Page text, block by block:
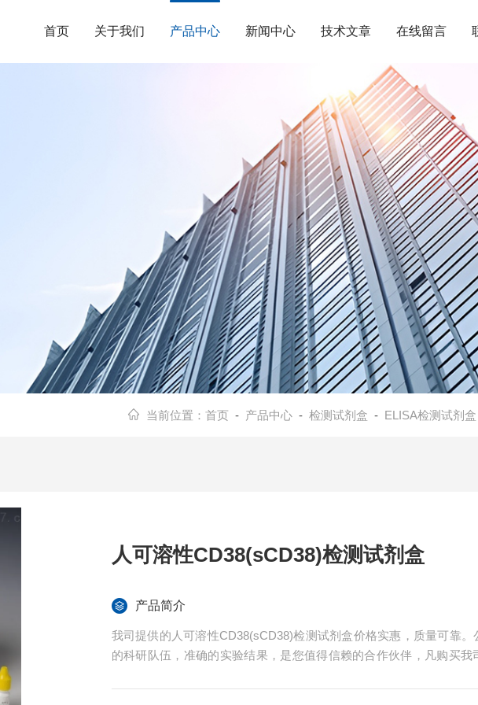
首页 关于我们 产品中心 新闻中心 技术文章 在线留言
当前位置： 首页 - 产品中心- 检测试剂盒 - ELISA检测试剂盒
人可溶性CD38(sCD38)检测试剂盒
产品简介
我司提供的人可溶性CD38(sCD38)检测试剂盒价格实惠，质量可靠
的科研队伍，准确的实验结果，是您值得信赖的合作伙伴，凡购买